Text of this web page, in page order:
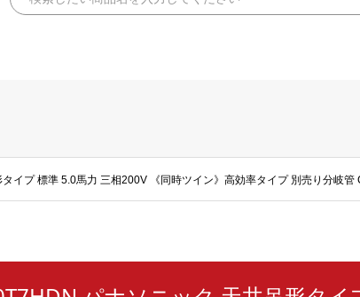
イプ 標準 5.0馬力 三相200V 《同時ツイン》高効率タイプ 別売り分岐管